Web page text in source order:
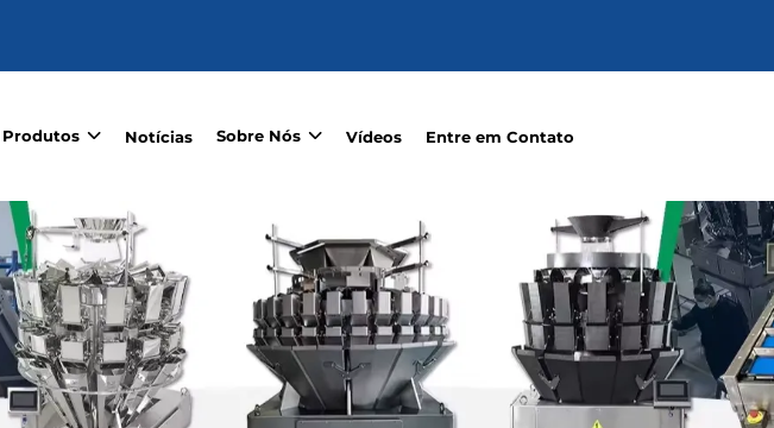
Produtos Notícias Sobre Nós Vídeos Entre em Contato